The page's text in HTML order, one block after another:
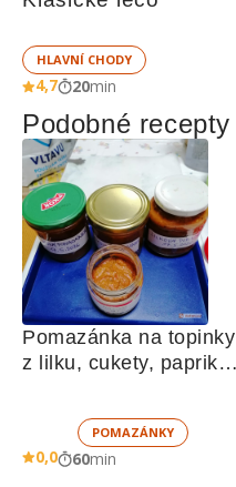
HLAVNÍ CHODY
4,7 20min
Podobné recepty
Pomazánka na topinky
z lilku, cukety, paprik,
žampionů
POMAZÁNKY
0,0 60min